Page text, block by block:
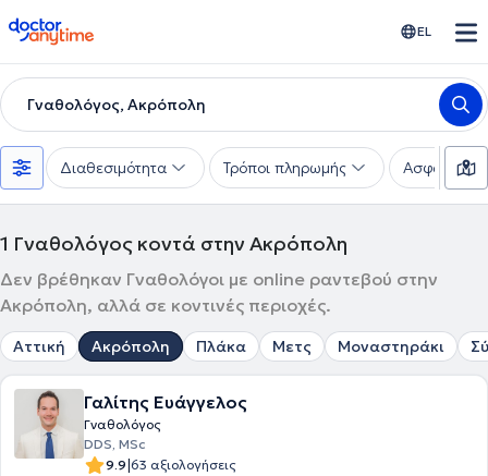
doctoranytime EL
Γναθολόγος, Ακρόπολη
Διαθεσιμότητα Τρόποι πληρωμής
1 Γναθολόγος κοντά στην Ακρόπολη
Δεν βρέθηκαν Γναθολόγοι με online ραντεβού στην
Ακρόπολη, αλλά σε κοντινές περιοχές.
Αττική Ακρόπολη Πλάκα Μετς Μοναστηράκι
Γαλίτης Ευάγγελος
Γναθολόγος
DDS, MSc
9.9|63 αξιολογήσεις